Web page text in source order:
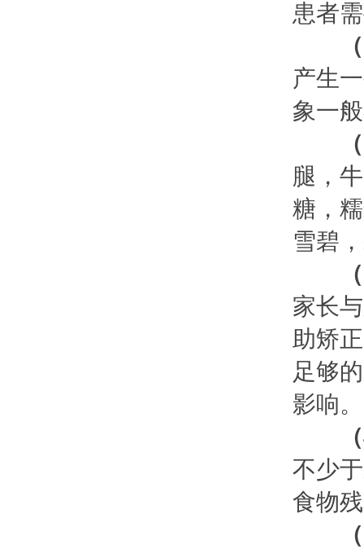
患者
产生
象一
腿，
糖，
雪碧
家长
助矫
足够
影响。
不少
食物